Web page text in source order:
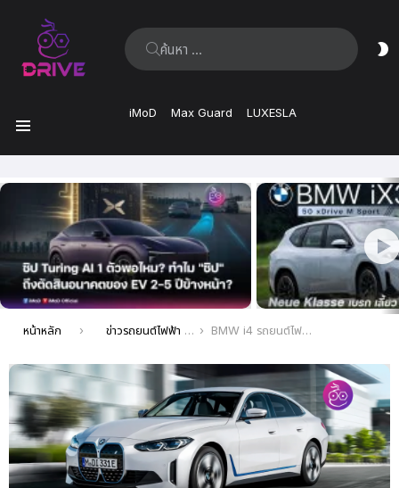
ค้นหา:
iMoD Max Guard LUXESLA
ล่าสุด
คุณอยู่ที่นี่:
หน้าหลัก ข่าวรถยนต์ไฟฟ้า EV ล่าสุด BMW i4 รถยนต์ไฟฟ้าที่ราคาเช่าซื้อถูกที่สุดในไลน์อัพไฟฟ้าของแบรนด์ที่อเมริกา